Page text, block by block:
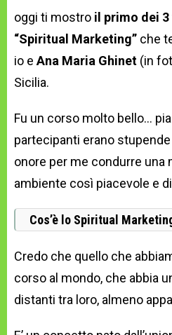
oggi ti mostro il primo dei
“Spiritual Marketing” che
io e Ana Maria Ghinet (in
Sicilia.
Fu un corso molto bello…
partecipanti erano
onore per me condurre una
ambiente così piacevole e
Cos’è lo Spiritual
Credo che quello che
corso al mondo, che abbia
distanti tra loro, almeno